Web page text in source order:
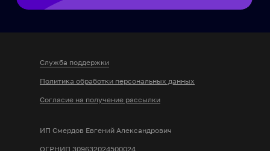
ИП Смердов Евгений Александрович
ОГРНИП 309632024500024
Согласие на получение рассылки
Служба поддержки
Политика обработки персональных данных